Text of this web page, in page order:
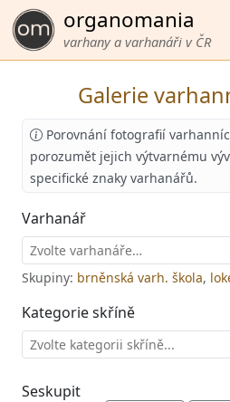
organomania
varhany a varhanáři v ČR
Galerie
Porovnání fotografií
porozumět jejich výtvarnému
specifické znaky varhanářů.
Varhanář
Skupiny: brněnská varh. škola,
Kategorie skříně
Seskupit